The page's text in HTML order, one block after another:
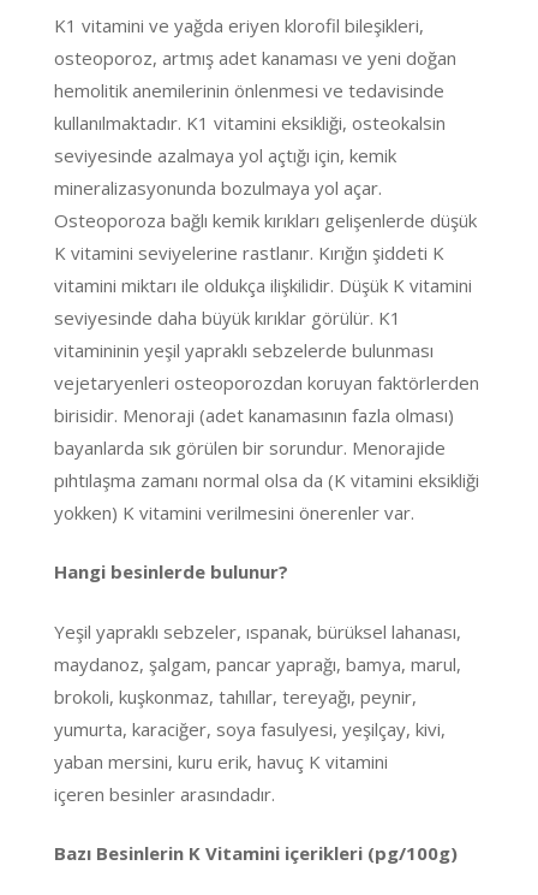
K1 vitamini ve yağda eriyen klorofil bileşikleri,
osteoporoz, artmış adet kanaması ve yeni doğan
hemolitik anemilerinin önlenmesi ve tedavisinde
kullanılmaktadır. K1 vitamini eksikliği, osteokalsin
seviyesinde azalmaya yol açtığı için, kemik
mineralizasyonunda bozulmaya yol açar.
Osteoporoza bağlı kemik kırıkları gelişenlerde düşük
K vitamini seviyelerine rastlanır. Kırığın şiddeti K
vitamini miktarı ile oldukça ilişkilidir. Düşük K vitamini
seviyesinde daha büyük kırıklar görülür. K1
vitamininin yeşil yapraklı sebzelerde bulunması
vejetaryenleri osteoporozdan koruyan faktörlerden
birisidir. Menoraji (adet kanamasının fazla olması)
bayanlarda sık görülen bir sorundur. Menorajide
pıhtılaşma zamanı normal olsa da (K vitamini eksikliği
yokken) K vitamini verilmesini önerenler var.
Hangi besinlerde bulunur?
Yeşil yapraklı sebzeler, ıspanak, bürüksel lahanası,
maydanoz, şalgam, pancar yaprağı, bamya, marul,
brokoli, kuşkonmaz, tahıllar, tereyağı, peynir,
yumurta, karaciğer, soya fasulyesi, yeşilçay, kivi,
yaban mersini, kuru erik, havuç K vitamini
içeren besinler arasındadır.
Bazı Besinlerin K Vitamini içerikleri (pg/100g)